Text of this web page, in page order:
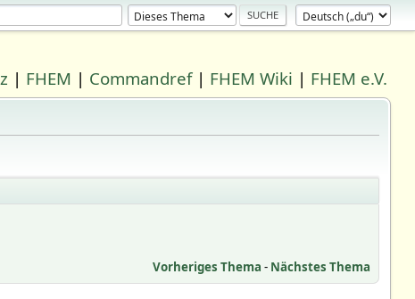
| FHEM | Commandref| FHEM Wiki | FHEM e.V.
Vorheriges Thema - Nächstes Thema